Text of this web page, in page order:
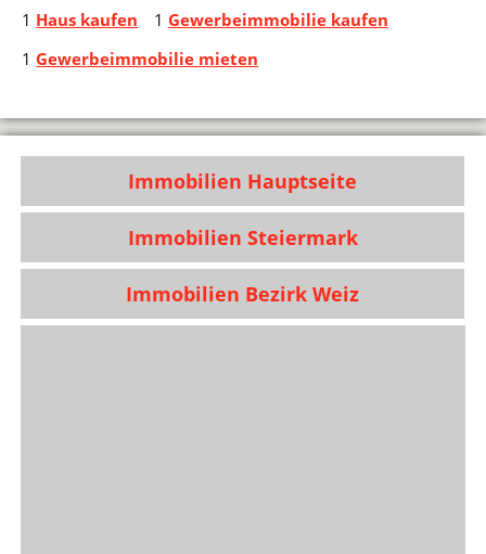
1 Haus kaufen 1 Gewerbeimmobilie kaufen
1Gewerbeimmobilie mieten
Immobilien Hauptseite
Immobilien Steiermark
Immobilien Bezirk Weiz